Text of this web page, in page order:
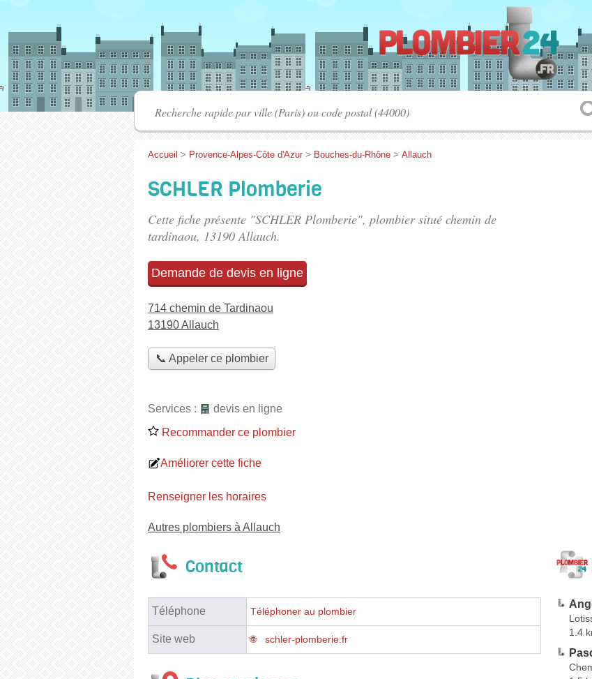
Accueil > Provence-Alpes-Côte d'Azur > Bouches-du-Rhône > Allauch
SCHLER Plomberie
Cette fiche présente "SCHLER Plomberie", plombier situé chemin de
tardinaou, 13190 Allauch.
Demande de devis en ligne
714 chemin de Tardinaou
13190 Allauch
📞 Appeler ce plombier
Services :
devis en ligne
Recommander ce plombier
Améliorer cette fiche
Renseigner les horaires
Autres plombiers à Allauch
Contact
Téléphone Téléphoner au plombier
Site web schler-plomberie.fr
1.4